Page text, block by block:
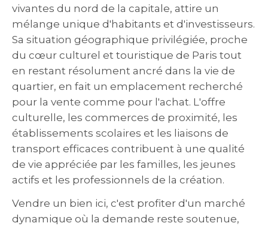
vivantes du nord de la capitale, attire un
mélange unique d'habitants et d'investisseurs.
Sa situation géographique privilégiée, proche
du cœur culturel et touristique de Paris tout
en restant résolument ancré dans la vie de
quartier, en fait un emplacement recherché
pour la vente comme pour l'achat. L'offre
culturelle, les commerces de proximité, les
établissements scolaires et les liaisons de
transport efficaces contribuent à une qualité
de vie appréciée par les familles, les jeunes
actifs et les professionnels de la création.
Vendre un bien ici, c'est profiter d'un marché
dynamique où la demande reste soutenue,